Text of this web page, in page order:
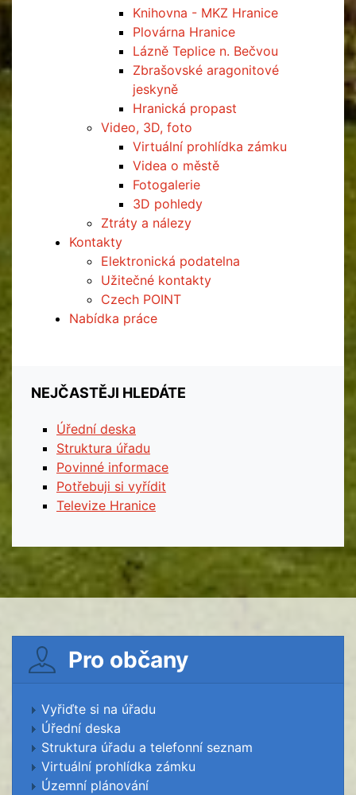
Knihovna - MKZ Hranice
Plovárna Hranice
Lázně Teplice n. Bečvou
Zbrašovské aragonitové
jeskyně
Hranická propast
Video, 3D, foto
Virtuální prohlídka zámku
Videa o městě
Fotogalerie
3D pohledy
Ztráty a nálezy
Kontakty
Elektronická podatelna
Užitečné kontakty
Czech POINT
Nabídka práce
NEJČASTĚJI HLEDÁTE
Úřední deska
Struktura úřadu
Povinné informace
Potřebuji si vyřídit
Televize Hranice
Pro občany
Vyřiďte si na úřadu
Úřední deska
Struktura úřadu a telefonní seznam
Virtuální prohlídka zámku
Územní plánování